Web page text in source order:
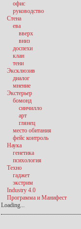
офис
руководство
Стена
ева
вверх
вниз
доспехи
клан
тени
Эксклюзив
диалог
мнение
Экстерьер
бомонд
синчилло
арт
глянец
место обитания
фейс контроль
Наука
генетика
психология
Техно
гаджет
экстрим
Industry 4.0
Программа и Манифест
Loading...